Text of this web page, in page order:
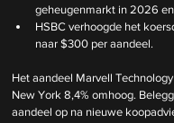
geheugenmarkt in 2026
HSBC verhoogde het
naar $300 per aandeel.
Het aandeel Marvell
New York 8,4% omhoog.
aandeel op na nieuwe